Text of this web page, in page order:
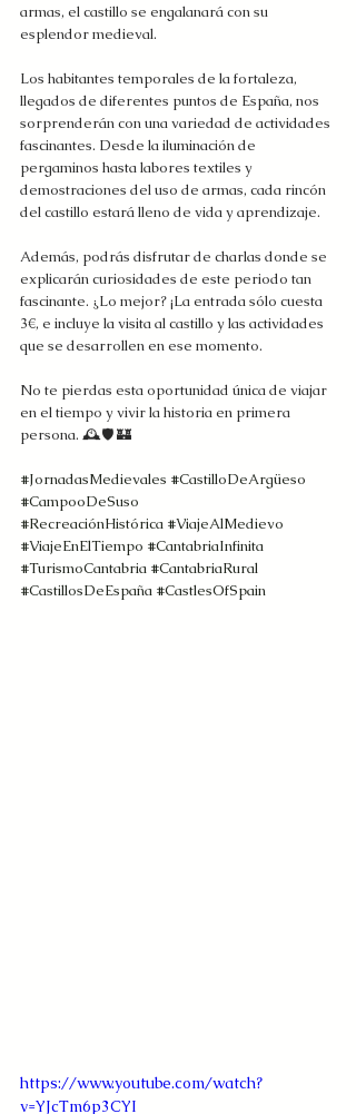
armas, el castillo se engalanará con su
esplendor medieval.
Los habitantes temporales de la fortaleza,
llegados de diferentes puntos de España, nos
sorprenderán con una variedad de actividades
fascinantes. Desde la iluminación de
pergaminos hasta labores textiles y
demostraciones del uso de armas, cada rincón
del castillo estará lleno de vida y aprendizaje.
Además, podrás disfrutar de charlas donde se
explicarán curiosidades de este periodo tan
fascinante. ¿Lo mejor? ¡La entrada sólo cuesta
3€, e incluye la visita al castillo y las actividades
que se desarrollen en ese momento.
No te pierdas esta oportunidad única de viajar
en el tiempo y vivir la historia en primera
persona. 🕰️🛡️ 🏰
#JornadasMedievales #CastilloDeArgüeso
#CampooDeSuso
#RecreaciónHistórica #ViajeAlMedievo
#ViajeEnElTiempo #CantabriaInfinita
#TurismoCantabria #CantabriaRural
#CastillosDeEspaña #CastlesOfSpain
https://www.youtube.com/watch?
v=YJcTm6p3CYI